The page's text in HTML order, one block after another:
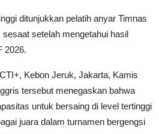
ditunjukkan pelatih anyar Timnas
setelah mengetahui hasil
2026.
Kebon Jeruk, Jakarta, Kamis
tersebut menegaskan bahwa
untuk bersaing di level tertinggi
juara dalam turnamen bergengsi